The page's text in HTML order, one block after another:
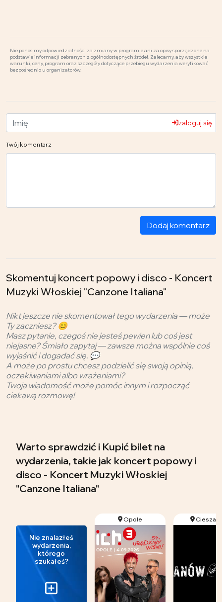
Nie ponosimy odpowiedzialności za zmiany w programie ani za opisy sporządzone na
podstawie informacji zebranych z ogólnodostępnych źródeł. Zalecamy, aby wszystkie
warunki, ceny, program oraz szczegóły dotyczące przebiegu wydarzenia weryfikować
bezpośrednio u organizatorów.
zaloguj się
Twój komentarz
Dodaj komentarz
Skomentuj koncert popowy i disco - Koncert
Muzyki Włoskiej "Canzone Italiana"
Nikt jeszcze nie skomentował tego wydarzenia — może
Ty zaczniesz? 😊
Masz pytanie, czegoś nie jesteś pewien lub coś jest
niejasne? Śmiało zapytaj — zawsze można wspólnie coś
wyjaśnić i dogadać się. 💬
A może po prostu chcesz podzielić się swoją opinią,
oczekiwaniami albo wrażeniami?
Twoja wiadomość może pomóc innym i rozpocząć
ciekawą rozmowę!
Warto sprawdzić i Kupić bilet na
wydarzenia, takie jak koncert popowy i
disco - Koncert Muzyki Włoskiej
"Canzone Italiana"
Nie znalazłeś
wydarzenia,
którego
szukałeś?
Opole